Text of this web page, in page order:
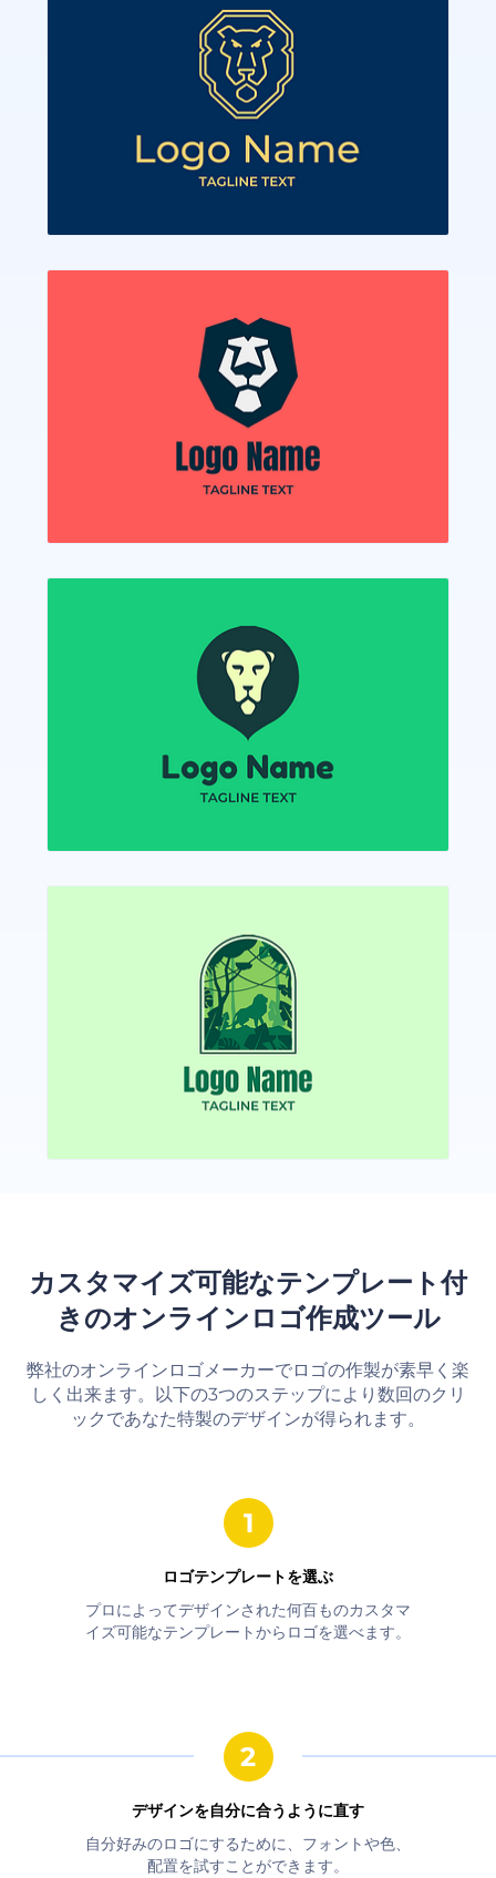
カスタマイズ可能なテンプレート付
きのオンラインロゴ作成ツール
弊社のオンラインロゴメーカーでロゴの作製が素早く楽
しく出来ます。以下の3つのステップにより数回のクリ
ックであなた特製のデザインが得られます。
ロゴテンプレートを選ぶ
プロによってデザインされた何百ものカスタマ
イズ可能なテンプレートからロゴを選べます。
デザインを自分に合うように直す
自分好みのロゴにするために、フォントや色、
配置を試すことができます。